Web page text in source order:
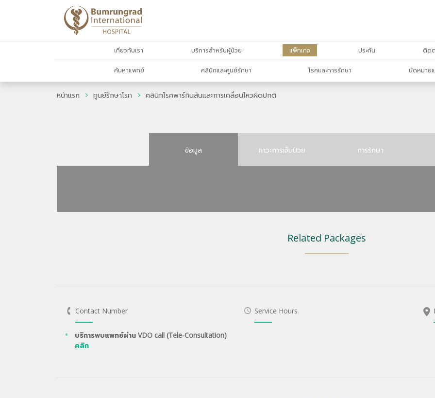
เกี่ยวกับเรา บริการสำหรับผู้ป่วย แพ็กเกจ ประกัน ติดต่
ค้นหาแพทย์ คลินิกและศูนย์รักษา โรคและการรักษา นัดหมาย
หน้าแรก ศูนย์รักษาโรค คลินิกโรคพาร์กินสันและการเคลื่อนไหวผิดปกติ
ข้อมูล ภาวะการเจ็บป่วย การรักษา
Related Packages
Contact Number
บริการพบแพทย์ผ่าน VDO call (Tele-Consultation)
คลิก
Service Hours